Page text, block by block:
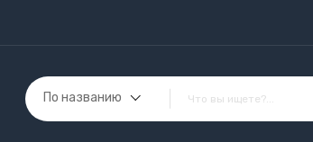
По названию